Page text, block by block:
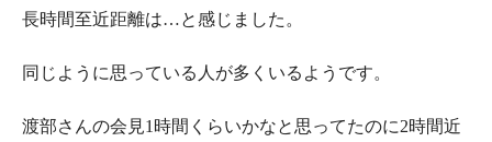
長時間至近距離は…と感じました。
同じように思っている人が多くいるようです。
渡部さんの会見1時間くらいかなと思ってたのに2時間近